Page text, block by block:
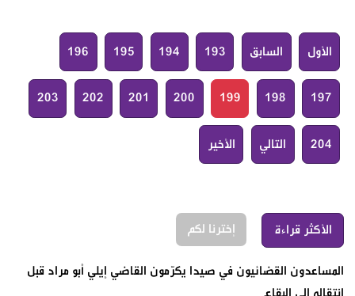
الأول السابق 193
194
195
196
197
198
199
200
201
202
203
204 التالي الأخير
الأكثر قراءة إخترنا لكم
المساعدون القضائيون في صيدا يكرّمون القاضي إيلي أبو مراد قبل